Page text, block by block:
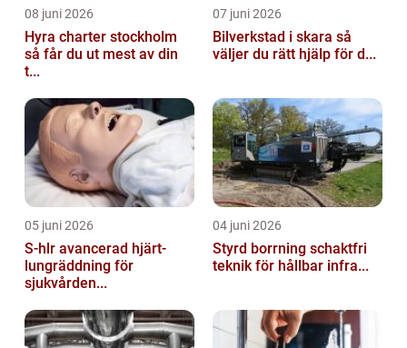
08 juni 2026
Hyra charter stockholm
så får du ut mest av din
t...
07 juni 2026
Bilverkstad i skara så
väljer du rätt hjälp för d...
05 juni 2026
S-hlr avancerad hjärt-
lungräddning för
sjukvården...
04 juni 2026
Styrd borrning schaktfri
teknik för hållbar infra...